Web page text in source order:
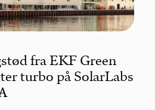
fra EKF Green
turbo på SolarLabs